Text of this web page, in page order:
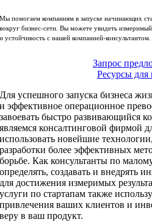
Мы помогаем компаниям в запуске начинающих
вокруг бизнес-сети. Вы можете увидеть
и устойчивость с нашей компанией-консультантом.
Запрос
Ресурсы для
Для успешного запуска бизнеса
и эффективное операционное
завоевать быстро развивающийся
являемся консалтинговой фирмой
использовать новейшие
разработки более эффективных
борьбе. Как консультанты по
определять, создавать и внедрять
для достижения измеримых
услуги по стартапам также
привлечения ваших клиентов и
веру в ваш продукт.